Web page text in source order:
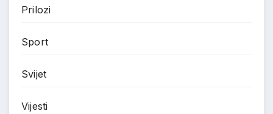
Prilozi
Sport
Svijet
Vijesti